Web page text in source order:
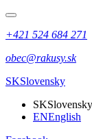
+421 524 684 271
obec@rakusy.sk
SKSlovensky
SKSlovensky
ENEnglish